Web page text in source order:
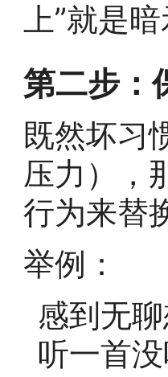
上”就是暗
第二步：
既然坏习
压力），
行为来替
举例：
感到无
听一首